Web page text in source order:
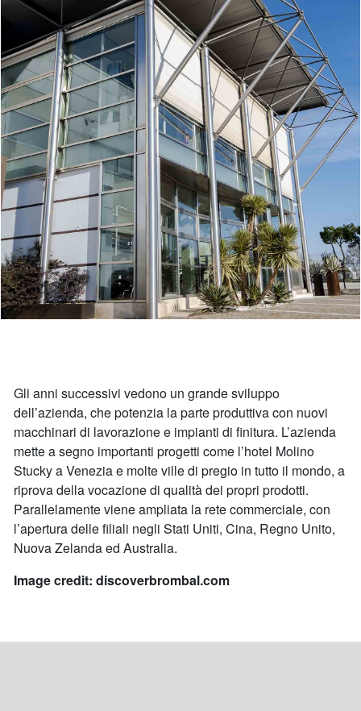
Gli anni successivi vedono un grande sviluppo
dell’azienda, che potenzia la parte produttiva con nuovi
macchinari di lavorazione e impianti di finitura. L’azienda
mette a segno importanti progetti come l’hotel Molino
Stucky a Venezia e molte ville di pregio in tutto il mondo, a
riprova della vocazione di qualità dei propri prodotti.
Parallelamente viene ampliata la rete commerciale, con
l’apertura delle filiali negli Stati Uniti, Cina, Regno Unito,
Nuova Zelanda ed Australia.
Image credit: discoverbrombal.com